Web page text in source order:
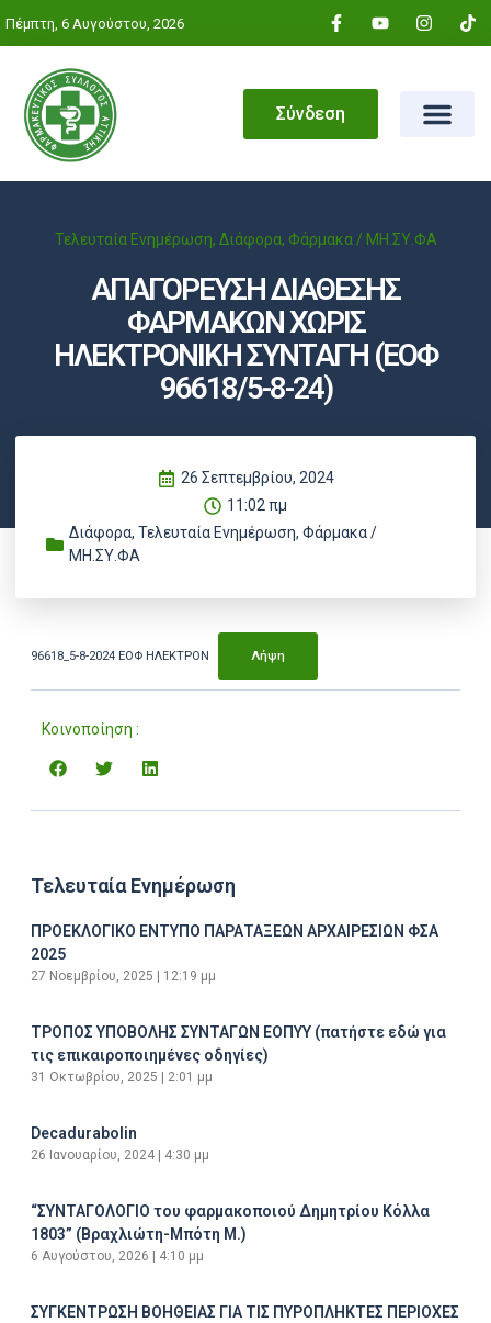
Πέμπτη, 6 Αυγούστου, 2026
Σύνδεση
Τελευταία Ενημέρωση, Διάφορα, Φάρμακα / ΜΗ.ΣΥ.ΦΑ
ΑΠΑΓΟΡΕΥΣΗ ΔΙΑΘΕΣΗΣ
ΦΑΡΜΑΚΩΝ ΧΩΡΙΣ
ΗΛΕΚΤΡΟΝΙΚΗ ΣΥΝΤΑΓΗ (ΕΟΦ
96618/5-8-24)
26 Σεπτεμβρίου, 2024
11:02 πμ
Διάφορα, Τελευταία Ενημέρωση, Φάρμακα /
ΜΗ.ΣΥ.ΦΑ
96618_5-8-2024 ΕΟΦ ΗΛΕΚΤΡΟΝ Λήψη
Κοινοποίηση :
Τελευταία Ενημέρωση
ΠΡΟΕΚΛΟΓΙΚΟ ΕΝΤΥΠΟ ΠΑΡΑΤΑΞΕΩΝ ΑΡΧΑΙΡΕΣΙΩΝ ΦΣΑ
2025
27 Νοεμβρίου, 2025 12:19 μμ
ΤΡΟΠΟΣ ΥΠΟΒΟΛΗΣ ΣΥΝΤΑΓΩΝ ΕΟΠΥΥ (πατήστε εδώ για
τις επικαιροποιημένες οδηγίες)
31 Οκτωβρίου, 2025 2:01 μμ
Decadurabolin
26 Ιανουαρίου, 2024 4:30 μμ
“ΣΥΝΤΑΓΟΛΟΓΙΟ του φαρμακοποιού Δημητρίου Κόλλα
1803” (Βραχλιώτη-Μπότη Μ.)
6 Αυγούστου, 2026 4:10 μμ
ΣΥΓΚΕΝΤΡΩΣΗ ΒΟΗΘΕΙΑΣ ΓΙΑ ΤΙΣ ΠΥΡΟΠΛΗΚΤΕΣ ΠΕΡΙΟΧΕΣ